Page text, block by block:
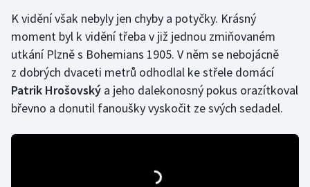
K vidění však nebyly jen chyby a potyčky. Krásný
moment byl k vidění třeba v již jednou zmiňovaném
utkání Plzně s Bohemians 1905. V něm se nebojácně
z dobrých dvaceti metrů odhodlal ke střele domácí
Patrik Hrošovský a jeho dalekonosný pokus orazítkoval
břevno a donutil fanoušky vyskočit ze svých sedadel.